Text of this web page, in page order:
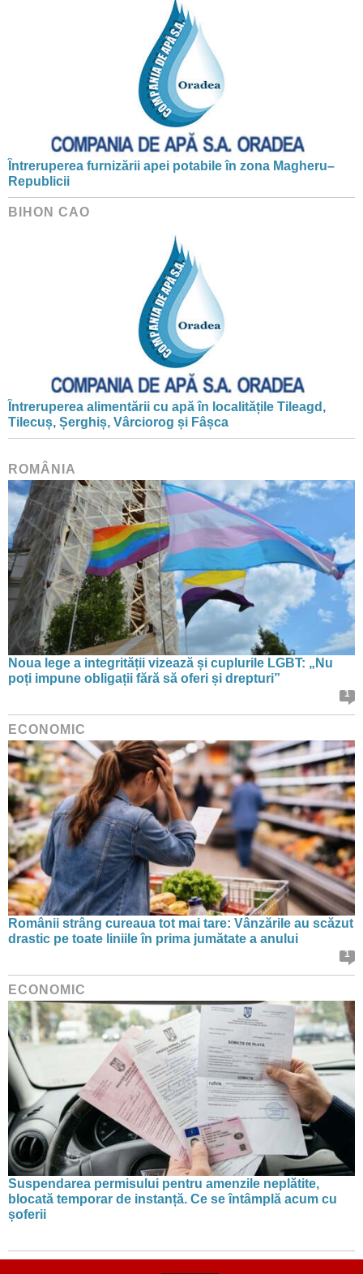
Întreruperea furnizării apei potabile în zona Magheru–
Republicii
BIHON CAO
Întreruperea alimentării cu apă în localitățile Tileagd,
Tilecuș, Șerghiș, Vârciorog și Fâșca
ROMÂNIA
Noua lege a integrității vizează și cuplurile LGBT: „Nu
poți impune obligații fără să oferi și drepturi”
1
ECONOMIC
Românii strâng cureaua tot mai tare: Vânzările au scăzut
drastic pe toate liniile în prima jumătate a anului
1
ECONOMIC
Suspendarea permisului pentru amenzile neplătite,
blocată temporar de instanță. Ce se întâmplă acum cu
șoferii